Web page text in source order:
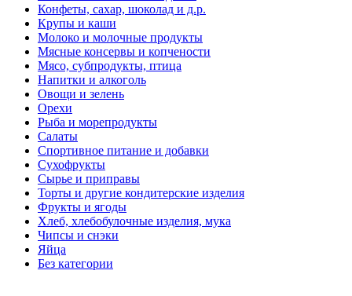
Конфеты, сахар, шоколад и д.р.
Крупы и каши
Молоко и молочные продукты
Мясные консервы и копчености
Мясо, субпродукты, птица
Напитки и алкоголь
Овощи и зелень
Орехи
Рыба и морепродукты
Салаты
Спортивное питание и добавки
Сухофрукты
Сырье и приправы
Торты и другие кондитерские изделия
Фрукты и ягоды
Хлеб, хлебобулочные изделия, мука
Чипсы и снэки
Яйца
Без категории